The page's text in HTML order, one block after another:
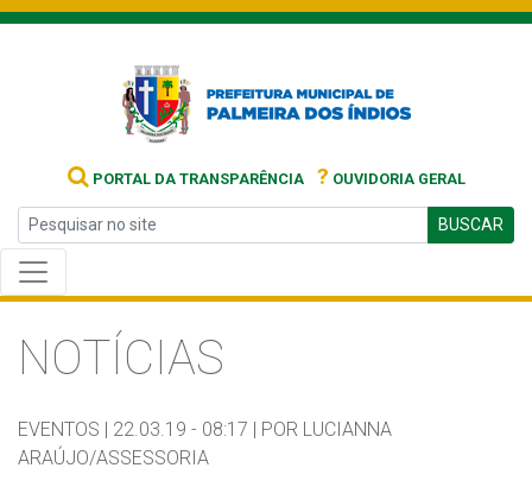
PORTAL DA TRANSPARÊNCIA ? OUVIDORIA GERAL
BUSCAR
NOTÍCIAS
EVENTOS | 22.03.19 - 08:17 | POR LUCIANNA
ARAÚJO/ASSESSORIA